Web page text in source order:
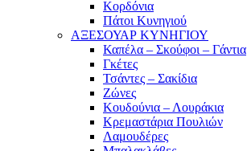
Κορδόνια
Πάτοι Κυνηγιού
ΑΞΕΣΟΥΑΡ ΚΥΝΗΓΙΟΥ
Καπέλα – Σκούφοι – Γάντια
Γκέτες
Τσάντες – Σακίδια
Ζώνες
Κουδούνια – Λουράκια
Κρεμαστάρια Πουλιών
Λαμουδέρες